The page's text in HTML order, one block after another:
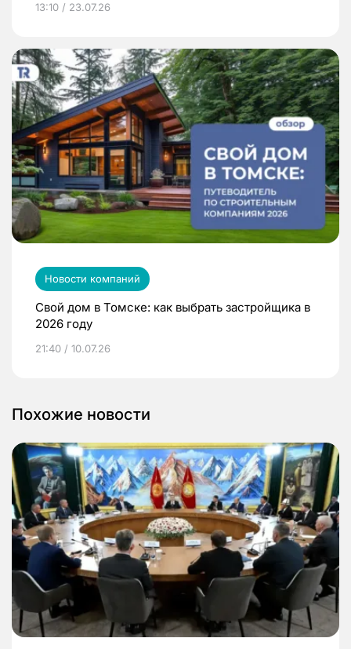
13:10 / 23.07.26
Новости компаний
Свой дом в Томске: как выбрать застройщика в
2026 году
21:40 / 10.07.26
Похожие новости